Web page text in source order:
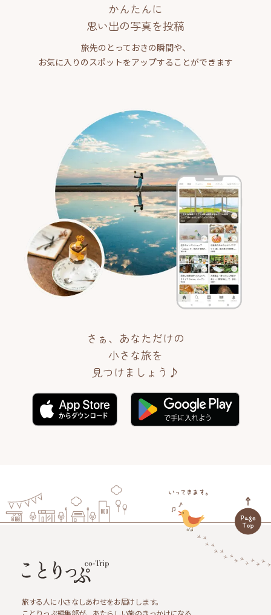
かんたんに
思い出の写真を投稿
旅先のとっておきの瞬間や、
お気に入りのスポットをアップすることができます
さぁ、あなただけの
小さな旅を
見つけましょう♪
旅する人に小さなしあわせをお届けします。
ことりっぷ編集部が、あたらしい旅のきっかけになる